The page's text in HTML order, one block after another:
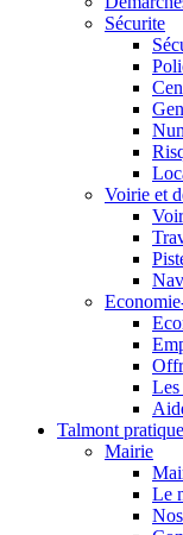
Sécurite
Voirie et
Les
Talmont pratique
Mairie
Le